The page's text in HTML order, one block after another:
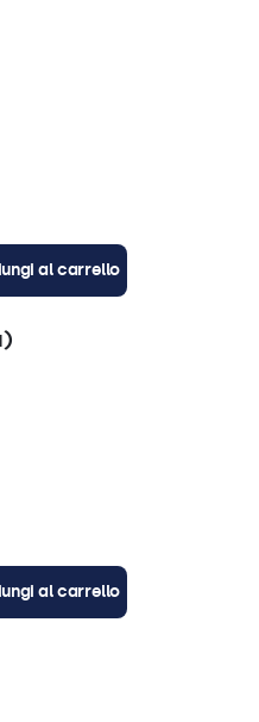
al carrello
al carrello